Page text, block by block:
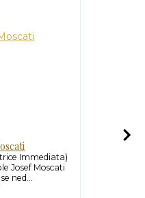
Immediata)
Josef Moscati
ned...